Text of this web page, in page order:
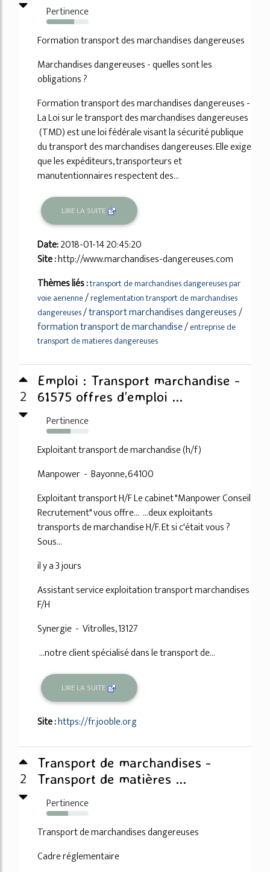
Pertinence
66%
Formation transport des marchandises dangereuses
Marchandises dangereuses - quelles sont les
obligations ?
Formation transport des marchandises dangereuses -
La Loi sur le transport des marchandises dangereuses
(TMD) est une loi fédérale visant la sécurité publique
du transport des marchandises dangereuses. Elle exige
que les expéditeurs, transporteurs et
manutentionnaires respectent des...
LIRE LA SUITE
Date:2018-01-14 20:45:20
Site :http://www.marchandises-dangereuses.com
Thèmes liés :transport de marchandises dangereuses par
voie aerienne/reglementation transport de marchandises
dangereuses/transport marchandises dangereuses/
formation transport de marchandise/entreprise de
transport de matieres dangereuses
2
Emploi : Transport marchandise -
61575 offres d’emploi ...
Pertinence
57%
Exploitant transport de marchandise (h/f)
Manpower - Bayonne, 64100
Exploitant transport H/F Le cabinet "Manpower Conseil
Recrutement" vous offre... ...deux exploitants
transports de marchandise H/F. Et si c'était vous ?
Sous...
il y a 3 jours
Assistant service exploitation transport marchandises
F/H
Synergie - Vitrolles, 13127
...notre client spécialisé dans le transport de...
LIRE LA SUITE
Site :https://fr.jooble.org
2
Transport de marchandises -
Transport de matières ...
Pertinence
52%
Transport de marchandises dangereuses
Cadre réglementaire